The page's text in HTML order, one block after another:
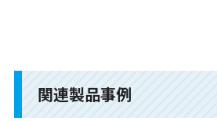
関連製品事例